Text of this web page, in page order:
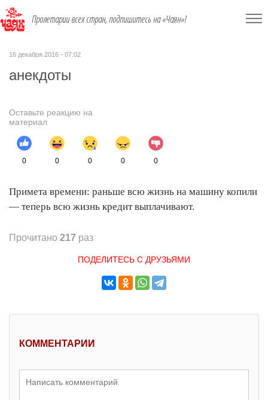
Пролетарии всех стран, подпишитесь на «Чаян»!
16 декабря 2016 - 07:02
анекдоты
Оставьте реакцию на
материал
0 0 0 0 0
Примета времени: раньше всю жизнь на машину копили
— теперь всю жизнь кредит выплачивают.
Прочитано 217 раз
ПОДЕЛИТЕСЬ С ДРУЗЬЯМИ
КОММЕНТАРИИ